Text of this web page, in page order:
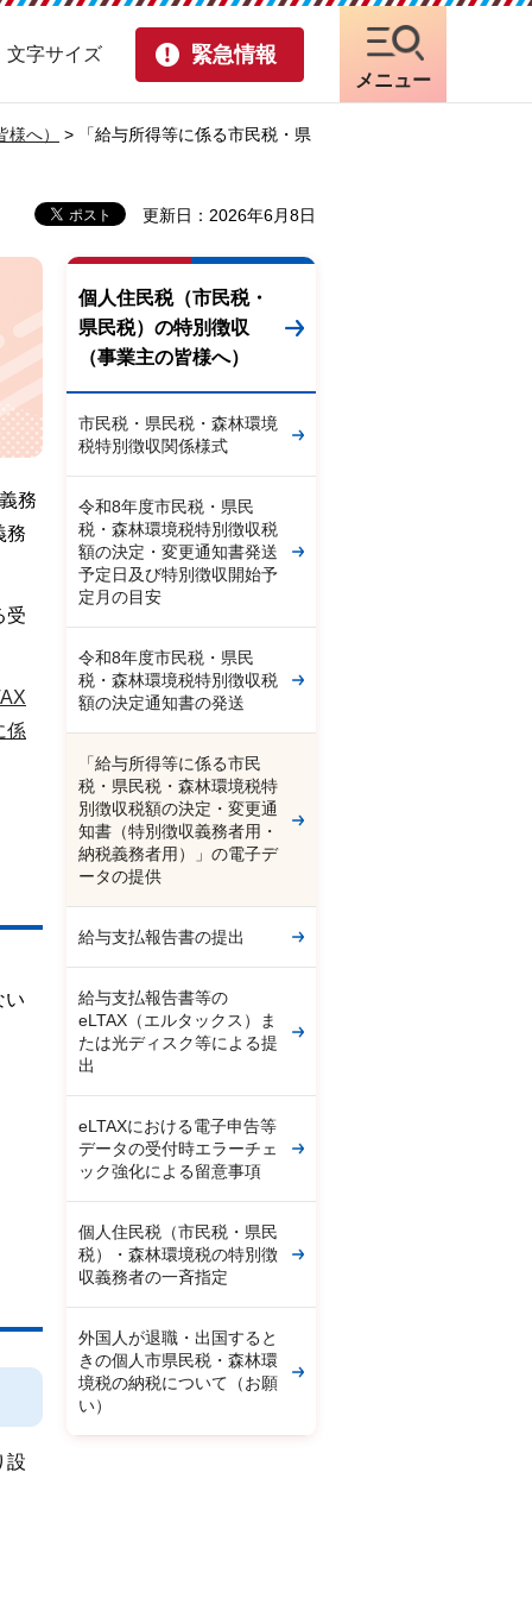
文字サイズ 緊急情報
メニュー
へ）
> 「給与所得等に係る市民税・県
更新日：2026年6月8日
務
務
受
係
い
設
個人住民税（市民税・
県民税）の特別徴収
（事業主の皆様へ）
市民税・県民税・森林環境
税特別徴収関係様式
令和8年度市民税・県民
税・森林環境税特別徴収税
額の決定・変更通知書発送
予定日及び特別徴収開始予
定月の目安
令和8年度市民税・県民
税・森林環境税特別徴収税
額の決定通知書の発送
「給与所得等に係る市民
税・県民税・森林環境税特
別徴収税額の決定・変更通
知書（特別徴収義務者用・
納税義務者用）」の電子デ
ータの提供
給与支払報告書の提出
給与支払報告書等の
eLTAX（エルタックス）ま
たは光ディスク等による提
出
eLTAXにおける電子申告等
データの受付時エラーチェ
ック強化による留意事項
個人住民税（市民税・県民
税）・森林環境税の特別徴
収義務者の一斉指定
外国人が退職・出国すると
きの個人市県民税・森林環
境税の納税について（お願
い）